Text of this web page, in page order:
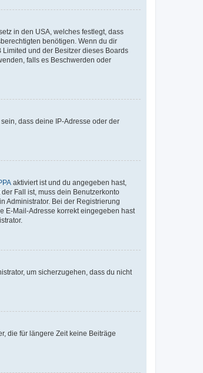
in den USA, welches festlegt, dass
benötigen. Wenn du dir
und der Besitzer dieses Boards
falls es Beschwerden oder
dass deine IP-Adresse oder der
aktiviert ist und du angegeben hast,
Fall ist, muss dein Benutzerkonto
Administrator. Bei der Registrierung
E-Mail-Adresse korrekt eingegeben hast
um sicherzugehen, dass du nicht
die für längere Zeit keine Beiträge